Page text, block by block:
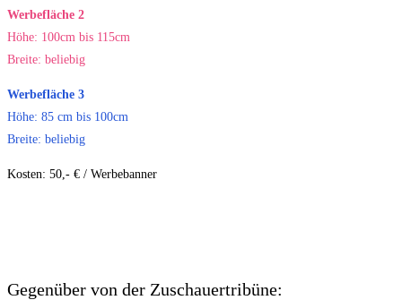
Werbefläche 2
Höhe: 100cm bis 115cm
Breite: beliebig
Werbefläche 3
Höhe: 85 cm bis 100cm
Breite: beliebig
Kosten: 50,- € / Werbebanner
Gegenüber von der Zuschauertribüne: